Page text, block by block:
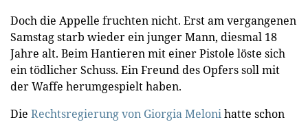
Doch die Appelle fruchten nicht. Erst am vergangenen
Samstag starb wieder ein junger Mann, diesmal 18
Jahre alt. Beim Hantieren mit einer Pistole löste sich
ein tödlicher Schuss. Ein Freund des Opfers soll mit
der Waffe herumgespielt haben.
Die Rechtsregierung von Giorgia Melonihatte schon